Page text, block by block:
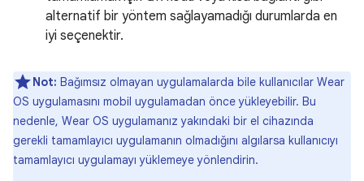
alternatif bir yöntem sağlayamadığı durumlarda en
iyi seçenektir.
Not: Bağımsız olmayan uygulamalarda bile kullanıcılar Wear
OS uygulamasını mobil uygulamadan önce yükleyebilir. Bu
nedenle, Wear OS uygulamanız yakındaki bir el cihazında
gerekli tamamlayıcı uygulamanın olmadığını algılarsa kullanıcıyı
tamamlayıcı uygulamayı yüklemeye yönlendirin.